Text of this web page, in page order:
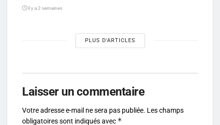
il y a 2 semaines
PLUS D'ARTICLES
Laisser un commentaire
Votre adresse e-mail ne sera pas publiée. Les champs
obligatoires sont indiqués avec *